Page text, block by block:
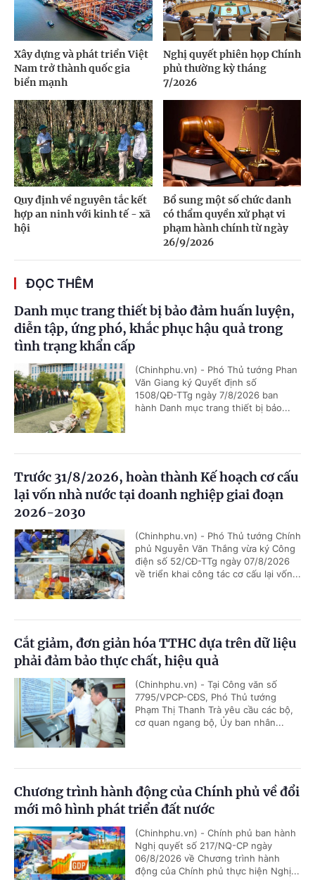
Xây dựng và phát triển Việt
Nam trở thành quốc gia
biển mạnh
Nghị quyết phiên họp Chính
phủ thường kỳ tháng
7/2026
Quy định về nguyên tắc kết
hợp an ninh với kinh tế - xã
hội
Bổ sung một số chức danh
có thẩm quyền xử phạt vi
phạm hành chính từ ngày
26/9/2026
ĐỌC THÊM
Danh mục trang thiết bị bảo đảm huấn luyện,
diễn tập, ứng phó, khắc phục hậu quả trong
tình trạng khẩn cấp
(Chinhphu.vn) - Phó Thủ tướng Phan
Văn Giang ký Quyết định số
1508/QĐ-TTg ngày 7/8/2026 ban
hành Danh mục trang thiết bị bảo...
Trước 31/8/2026, hoàn thành Kế hoạch cơ cấu
lại vốn nhà nước tại doanh nghiệp giai đoạn
2026-2030
(Chinhphu.vn) - Phó Thủ tướng Chính
phủ Nguyễn Văn Thắng vừa ký Công
điện số 52/CĐ-TTg ngày 07/8/2026
về triển khai công tác cơ cấu lại vốn...
Cắt giảm, đơn giản hóa TTHC dựa trên dữ liệu
phải đảm bảo thực chất, hiệu quả
(Chinhphu.vn) - Tại Công văn số
7795/VPCP-CĐS, Phó Thủ tướng
Phạm Thị Thanh Trà yêu cầu các bộ,
cơ quan ngang bộ, Ủy ban nhân...
Chương trình hành động của Chính phủ về đổi
mới mô hình phát triển đất nước
(Chinhphu.vn) - Chính phủ ban hành
Nghị quyết số 217/NQ-CP ngày
06/8/2026 về Chương trình hành
động của Chính phủ thực hiện Nghị...